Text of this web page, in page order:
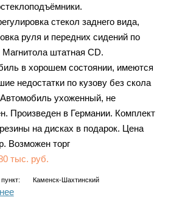
стекол заднего вида,
руля и передних сидений по
Магнитола штатная CD.
в хорошем состоянии, имеются
недостатки по кузову без скола
Автомобиль ухоженный, не
Произведен в Германии. Комплект
на дисках в подарок. Цена
Возможен торг
тыс. руб.
Каменск-Шахтинский